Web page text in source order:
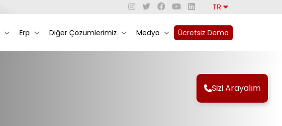
TR
Erp Diğer Çözümlerimiz Medya Ücretsiz Demo
Sizi Arayalım